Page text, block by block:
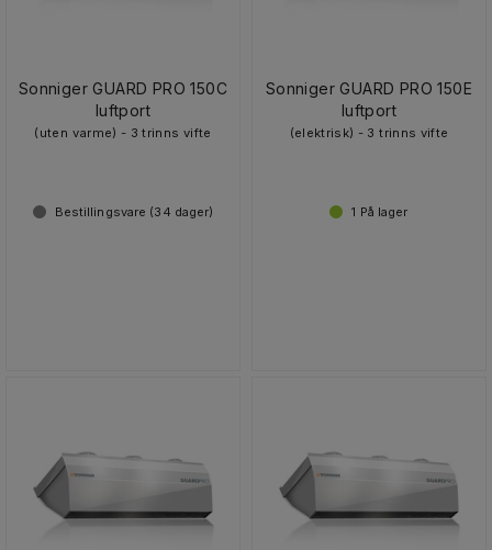
Sonniger GUARD PRO 150C
luftport
(uten varme) - 3 trinns vifte
Bestillingsvare (34 dager)
Sonniger GUARD PRO 150E
luftport
(elektrisk) - 3 trinns vifte
1 På lager